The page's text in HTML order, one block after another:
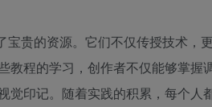
贵的资源。它们不仅传授技术，更
教程的学习，创作者不仅能够掌握
觉印记。随着实践的积累，每个人